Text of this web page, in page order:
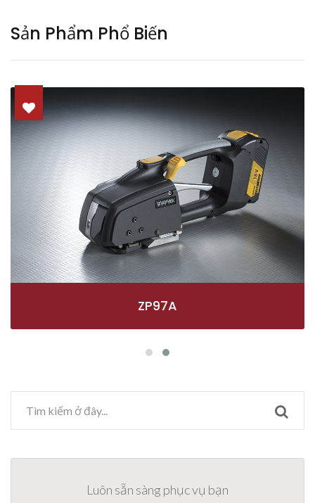
Sản Phẩm Phổ Biến
ZP97A
Luôn sẵn sàng phục vụ bạn